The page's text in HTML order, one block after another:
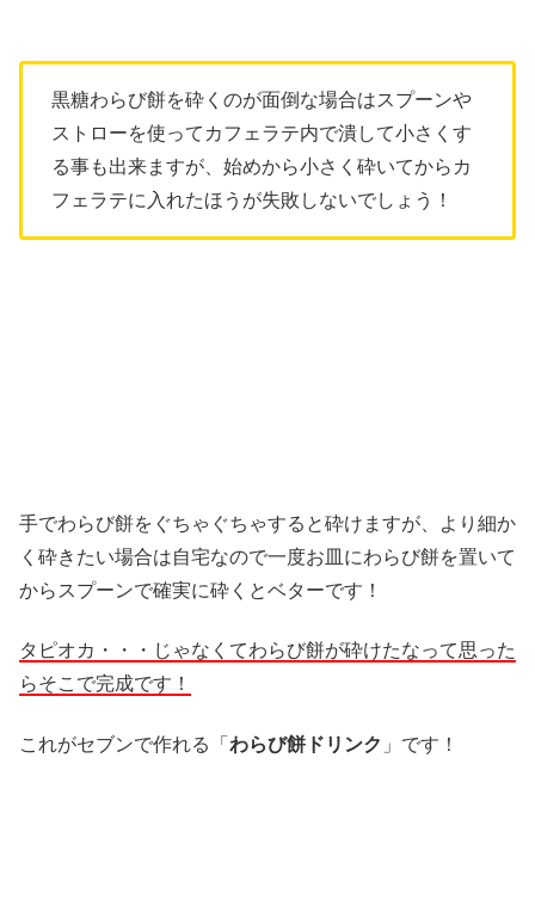
黒糖わらび餅を砕くのが面倒な場合はスプーンや
ストローを使ってカフェラテ内で潰して小さくす
る事も出来ますが、始めから小さく砕いてからカ
フェラテに入れたほうが失敗しないでしょう！
手でわらび餅をぐちゃぐちゃすると砕けますが、より細か
く砕きたい場合は自宅なので一度お皿にわらび餅を置いて
からスプーンで確実に砕くとベターです！
タピオカ・・・じゃなくてわらび餅が砕けたなって思った
らそこで完成です！
これがセブンで作れる「 わらび餅ドリンク 」です！